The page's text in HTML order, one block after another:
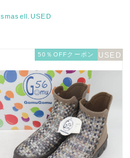
smasell.USED
50％OFFクーポン